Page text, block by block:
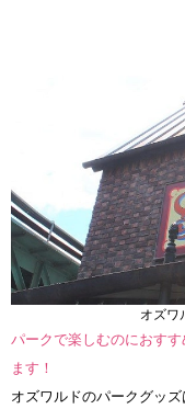
オズワ
パークで楽しむのにおす
ます！
オズワルドのパークグッ